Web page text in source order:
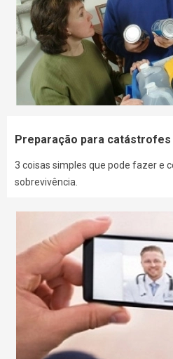
Preparação para
3 coisas simples que pode fazer e
sobrevivência.